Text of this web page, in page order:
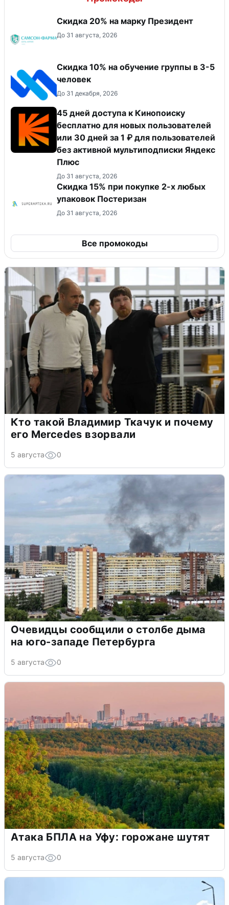
Скидка 20% на марку Президент
До 31 августа, 2026
Скидка 10% на обучение группы в 3-5
человек
До 31 декабря, 2026
45 дней доступа к Кинопоиску
бесплатно для новых пользователей
или 30 дней за 1 ₽ для пользователей
без активной мультиподписки Яндекс
Плюс
До 31 августа, 2026
Скидка 15% при покупке 2-х любых
упаковок Постеризан
До 31 августа, 2026
Все промокоды
Кто такой Владимир Ткачук и почему
его Mercedes взорвали
5 августа 0
Очевидцы сообщили о столбе дыма
на юго-западе Петербурга
5 августа 0
Атака БПЛА на Уфу: горожане шутят
5 августа 0